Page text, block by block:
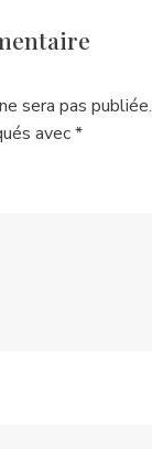
sera pas publiée.
avec*